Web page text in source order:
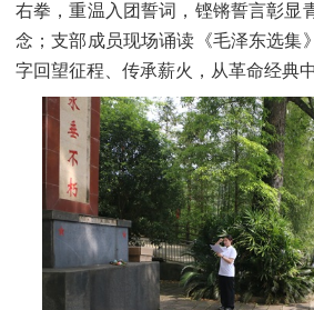
右拳，重温入团誓词，铿锵誓言彰显
念；支部成员现场诵读《毛泽东选集
字回望征程、传承薪火，从革命经典